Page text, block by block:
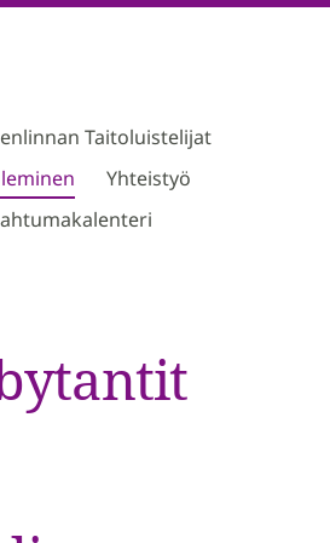
Taitoluistelijat
Yhteistyö